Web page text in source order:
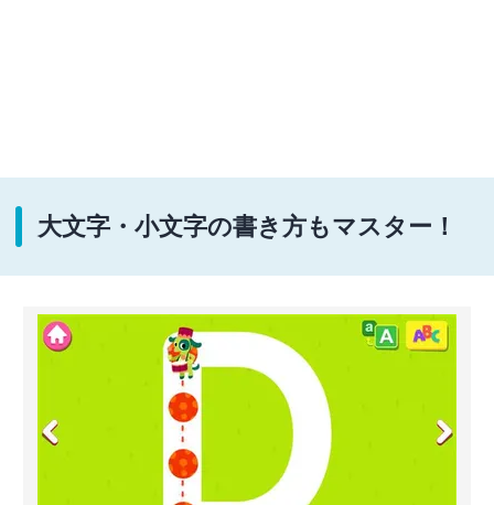
大文字・小文字の書き方もマスター！